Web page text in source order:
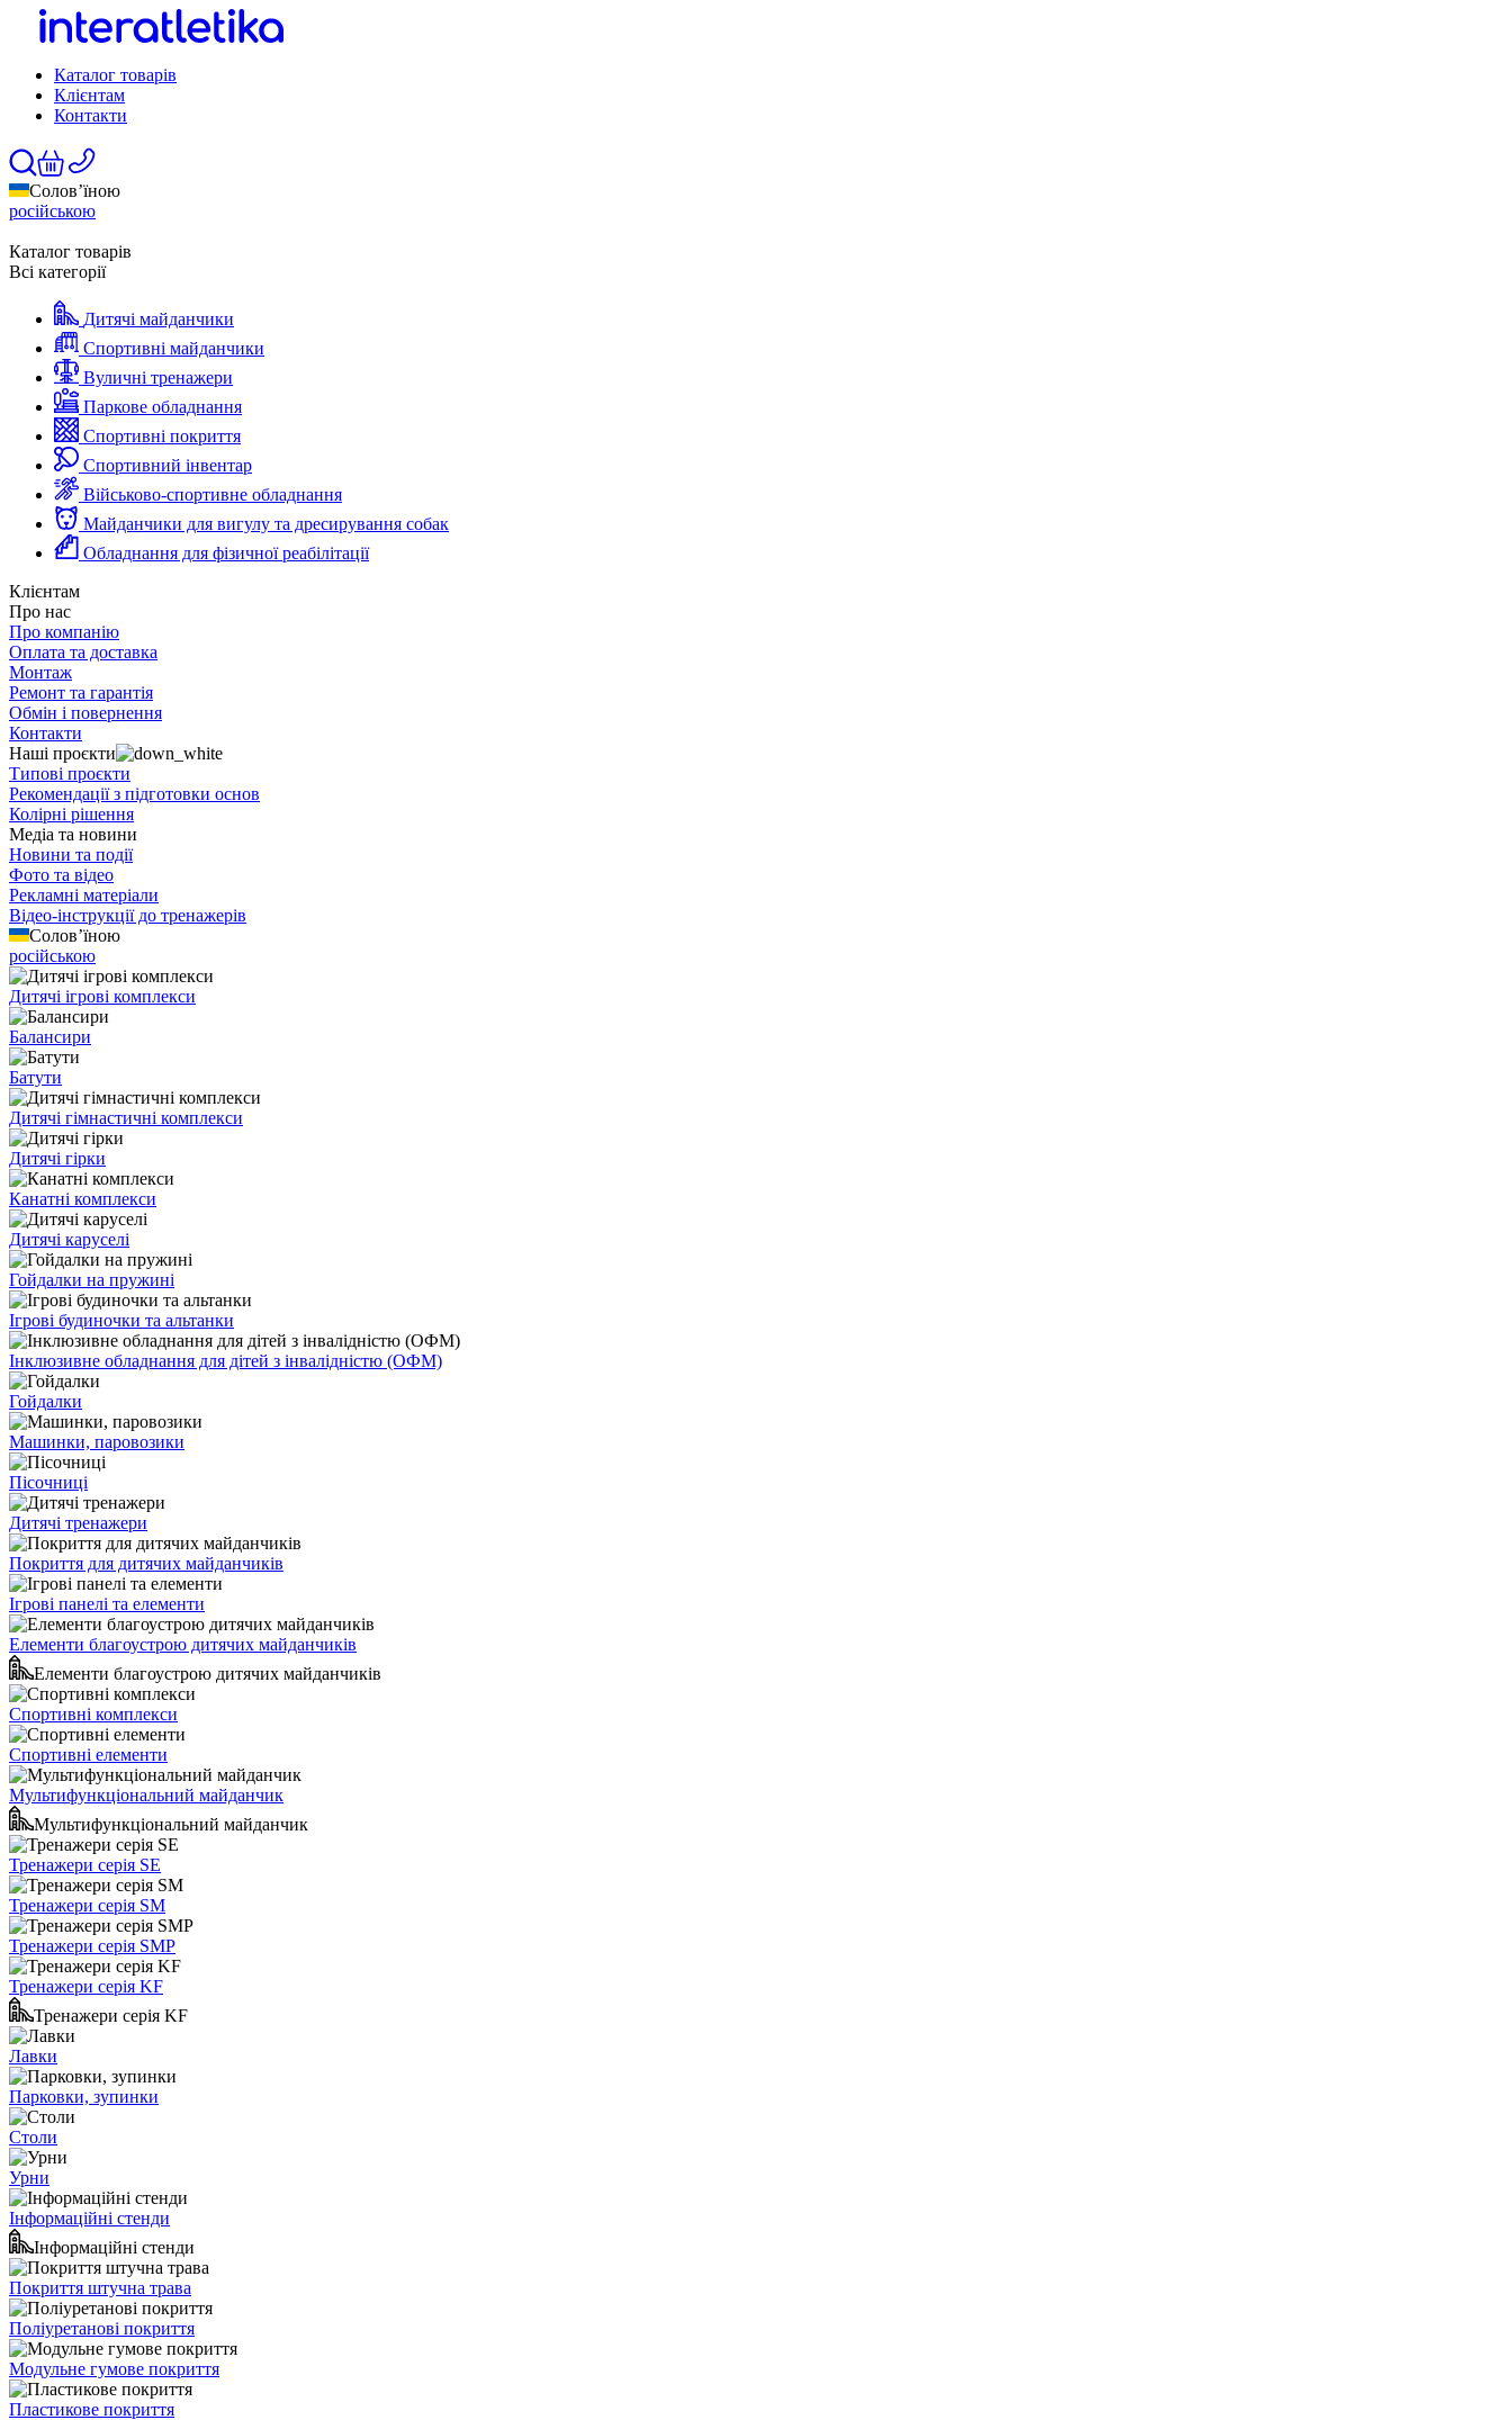
Каталог товарів
Клієнтам
Контакти
Солов’їною
російською
Каталог товарів
Всі категорії
Дитячі майданчики
Спортивні майданчики
Вуличні тренажери
Паркове обладнання
Спортивні покриття
Спортивний інвентар
Військово-спортивне обладнання
Майданчики для вигулу та дресирування собак
Обладнання для фізичної реабілітації
Клієнтам
Про нас
Про компанію
Оплата та доставка
Монтаж
Ремонт та гарантія
Обмін і повернення
Контакти
Наші проєкти
Типові проєкти
Рекомендації з підготовки основ
Колірні рішення
Медіа та новини
Новини та події
Фото та відео
Рекламні матеріали
Відео-інструкції до тренажерів
Солов’їною
російською
Дитячі ігрові комплекси
Балансири
Батути
Дитячі гімнастичні комплекси
Дитячі гірки
Канатні комплекси
Дитячі каруселі
Гойдалки на пружині
Ігрові будиночки та альтанки
Інклюзивне обладнання для дітей з інвалідністю (ОФМ)
Гойдалки
Машинки, паровозики
Пісочниці
Дитячі тренажери
Покриття для дитячих майданчиків
Ігрові панелі та елементи
Елементи благоустрою дитячих майданчиків
Елементи благоустрою дитячих майданчиків
Спортивні комплекси
Спортивні елементи
Мультифункціональний майданчик
Мультифункціональний майданчик
Тренажери серія SE
Тренажери серія SM
Тренажери серія SMP
Тренажери серія KF
Тренажери серія KF
Лавки
Парковки, зупинки
Столи
Урни
Інформаційні стенди
Інформаційні стенди
Покриття штучна трава
Поліуретанові покриття
Модульне гумове покриття
Пластикове покриття